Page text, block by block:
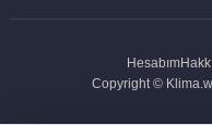
Hesabım
Copyright ©